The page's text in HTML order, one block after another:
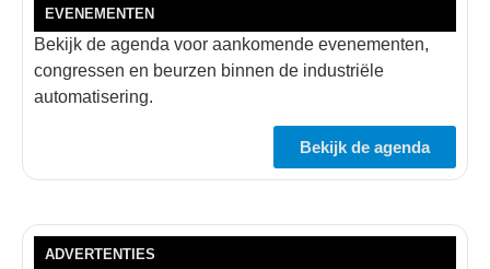
EVENEMENTEN
Bekijk de agenda voor aankomende evenementen,
congressen en beurzen binnen de industriële
automatisering.
Bekijk de agenda
ADVERTENTIES